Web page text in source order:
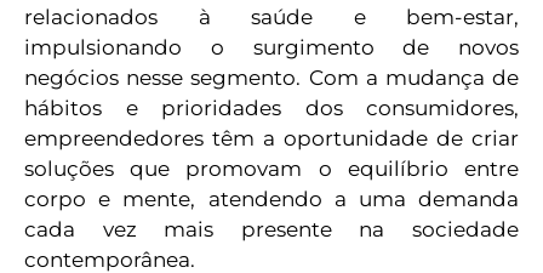
relacionados à saúde e bem-estar,
impulsionando o surgimento de novos
negócios nesse segmento. Com a mudança de
hábitos e prioridades dos consumidores,
empreendedores têm a oportunidade de criar
soluções que promovam o equilíbrio entre
corpo e mente, atendendo a uma demanda
cada vez mais presente na sociedade
contemporânea.